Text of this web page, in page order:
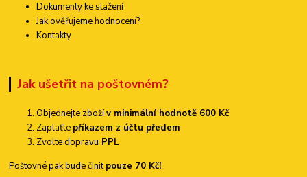
Dokumenty ke stažení
Jak ověřujeme hodnocení?
Kontakty
Jak ušetřit na poštovném?
Objednejte zbožív minimální hodnotě 600 Kč
Zaplaťte příkazem z účtu předem
Zvolte dopravu PPL
Poštovné pak bude činitpouze 70 Kč!